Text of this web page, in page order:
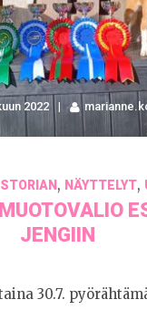
2022
, NÄYTTELYT,
JENGIIN
30.7.